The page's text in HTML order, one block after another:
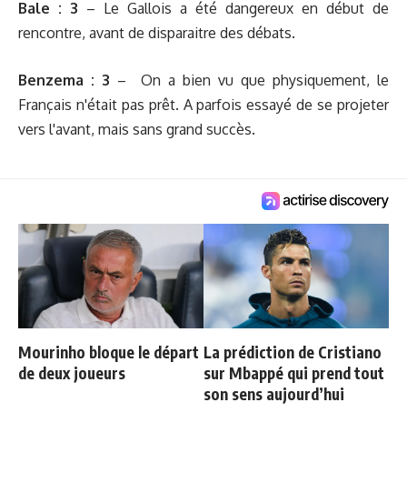
Bale : 3 – Le Gallois a été dangereux en début de
rencontre, avant de disparaitre des débats.
Benzema : 3 – On a bien vu que physiquement, le
Français n'était pas prêt. A parfois essayé de se projeter
vers l'avant, mais sans grand succès.
Mourinho bloque le départ
de deux joueurs
La prédiction de Cristiano
sur Mbappé qui prend tout
son sens aujourd’hui